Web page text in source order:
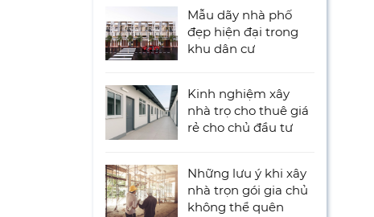
Mẫu dãy nhà phố
đẹp hiện đại trong
khu dân cư
Kinh nghiệm xây
nhà trọ cho thuê giá
rẻ cho chủ đầu tư
Những lưu ý khi xây
nhà trọn gói gia chủ
không thể quên